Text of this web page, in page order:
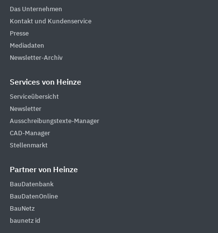
Das Unternehmen
Kontakt und Kundenservice
Presse
Mediadaten
Newsletter-Archiv
Services von Heinze
Serviceübersicht
Newsletter
Ausschreibungstexte-Manager
CAD-Manager
Stellenmarkt
Partner von Heinze
BauDatenbank
BauDatenOnline
BauNetz
baunetz id